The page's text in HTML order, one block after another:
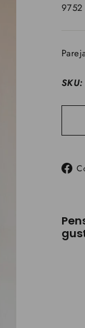
9752